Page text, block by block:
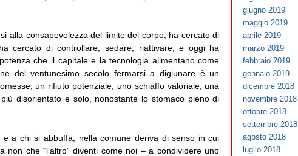
alla consapevolezza del limite del corpo; ha cercato di
cercato di controllare, sedare, riattivare; e oggi ha
che il capitale e la tecnologia alimentano come
del ventunesimo secolo fermarsi a digiunare è un
un rifiuto potenziale, uno schiaffo valoriale, una
disorientato e solo, nonostante lo stomaco pieno di
a chi si abbuffa, nella comune deriva di senso in cui
non che “l’altro” diventi come noi – a condividere uno
giugno 2019
maggio 2019
aprile 2019
marzo 2019
febbraio 2019
gennaio 2019
dicembre 2018
novembre 2018
ottobre 2018
settembre 2018
agosto 2018
luglio 2018